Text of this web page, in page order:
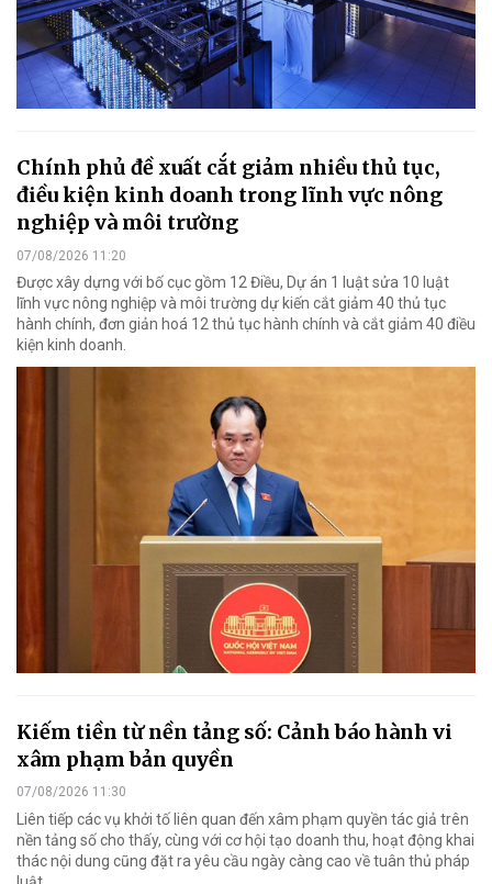
Chính phủ đề xuất cắt giảm nhiều thủ tục,
điều kiện kinh doanh trong lĩnh vực nông
nghiệp và môi trường
07/08/2026 11:20
Được xây dựng với bố cục gồm 12 Điều, Dự án 1 luật sửa 10 luật
lĩnh vực nông nghiệp và môi trường dự kiến cắt giảm 40 thủ tục
hành chính, đơn giản hoá 12 thủ tục hành chính và cắt giảm 40 điều
kiện kinh doanh.
Kiếm tiền từ nền tảng số: Cảnh báo hành vi
xâm phạm bản quyền
07/08/2026 11:30
Liên tiếp các vụ khởi tố liên quan đến xâm phạm quyền tác giả trên
nền tảng số cho thấy, cùng với cơ hội tạo doanh thu, hoạt động khai
thác nội dung cũng đặt ra yêu cầu ngày càng cao về tuân thủ pháp